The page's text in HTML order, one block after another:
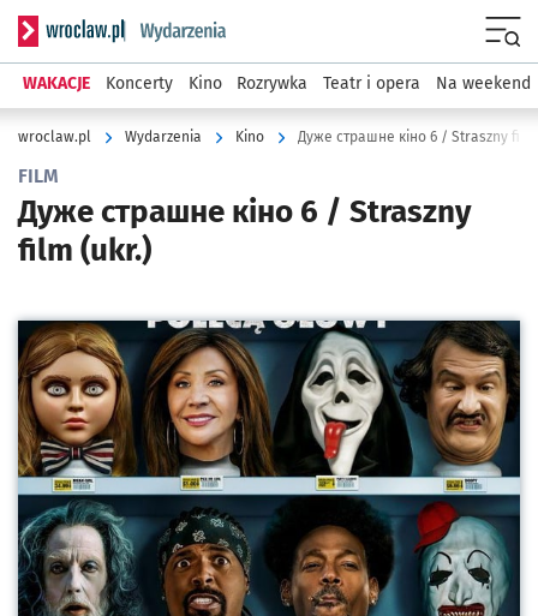
Serwis informacyjny wroclaw.pl podserwis: Wydarzenia
WAKACJE Koncerty Kino Rozrywka Teatr i opera Na weekend
wroclaw.pl Wydarzenia Kino Дуже страшне кіно 6 / Straszny
FILM
Дуже страшне кіно 6 / Straszny
film (ukr.)
Kliknij, aby powiększyć